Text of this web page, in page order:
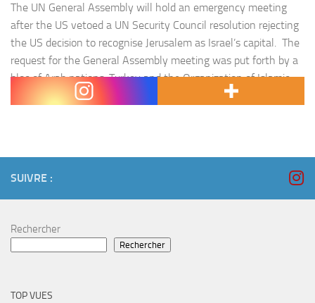
The UN General Assembly will hold an emergency meeting
after the US vetoed a UN Security Council resolution rejecting
the US decision to recognise Jerusalem as Israel’s capital. The
request for the General Assembly meeting was put forth by a
bloc of Arab nations, Turkey and the Organization of Islamic
Cooperation, which bills itself as « the collective voice…
SUIVRE :
Rechercher
Rechercher
TOP VUES